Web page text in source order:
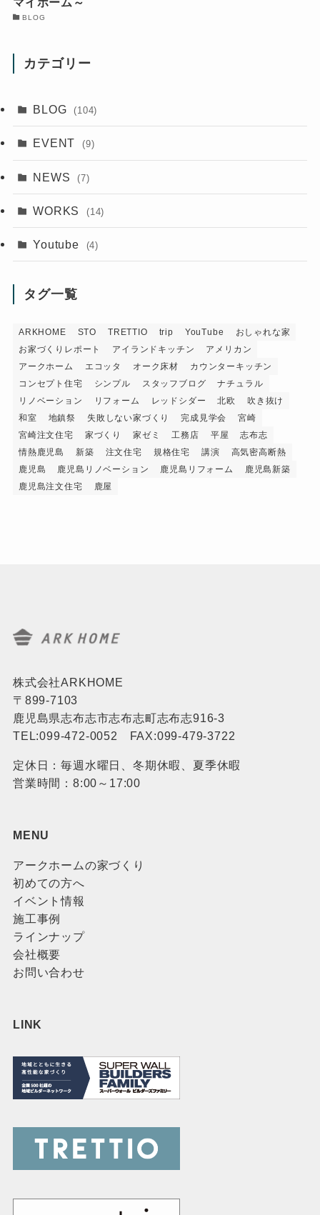
BLOG
カテゴリー
BLOG (104)
EVENT (9)
NEWS (7)
WORKS (14)
Youtube (4)
タグ一覧
ARKHOME STO TRETTIO trip YouTube
おしゃれな家
お家づくりレポート
アイランドキッチン
アメリカン
アークホーム
エコッタ オーク床材
カウンターキッチン
コンセプト住宅
シンプル スタッフブログ
ナチュラル
リノベーション
リフォーム レッドシダー 北欧
吹き抜け
和室
地鎮祭 失敗しない家づくり 完成見学会
宮崎
宮崎注文住宅
家づくり 家ゼミ 工務店 平屋
志布志
情熱鹿児島
新築 注文住宅 規格住宅 講演
高気密高断熱
鹿児島
鹿児島リノベーション 鹿児島リフォーム
鹿児島新築
鹿児島注文住宅
鹿屋
株式会社ARKHOME
〒899-7103
鹿児島県志布志市志布志町志布志916-3
TEL:099-472-0052 FAX:099-479-3722
定休日：毎週水曜日、冬期休暇、夏季休暇
営業時間：8:00～17:00
MENU
アークホームの家づくり
初めての方へ
イベント情報
施工事例
ラインナップ
会社概要
お問い合わせ
LINK